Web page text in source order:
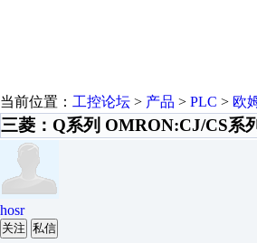
当前位置： 工控论坛 > 产品 > PLC > 欧
三菱：Q系列 OMRON:CJ/CS系
hosr
关注 私信